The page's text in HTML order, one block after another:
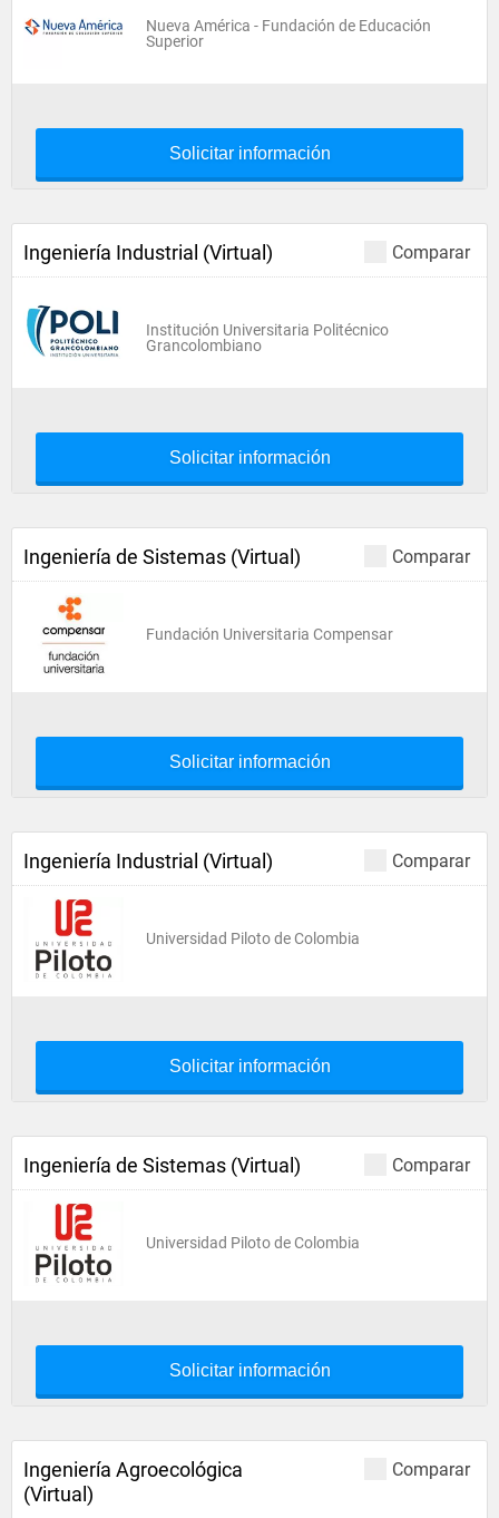
Nueva América - Fundación de Educación
Superior
Solicitar información
Comparar
Ingeniería Industrial (Virtual)
Institución Universitaria Politécnico
Grancolombiano
Solicitar información
Comparar
Ingeniería de Sistemas (Virtual)
Fundación Universitaria Compensar
Solicitar información
Comparar
Ingeniería Industrial (Virtual)
Universidad Piloto de Colombia
Solicitar información
Comparar
Ingeniería de Sistemas (Virtual)
Universidad Piloto de Colombia
Solicitar información
Comparar
Ingeniería Agroecológica
(Virtual)